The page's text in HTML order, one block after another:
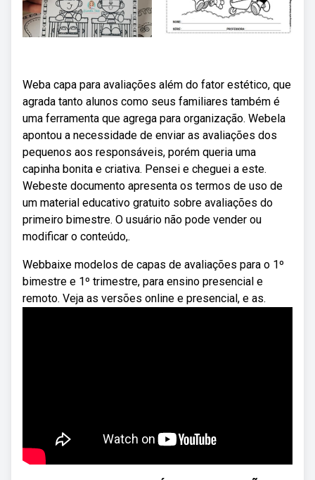
Weba capa para avaliações além do fator estético, que
agrada tanto alunos como seus familiares também é
uma ferramenta que agrega para organização. Webela
apontou a necessidade de enviar as avaliações dos
pequenos aos responsáveis, porém queria uma
capinha bonita e criativa. Pensei e cheguei a este.
Webeste documento apresenta os termos de uso de
um material educativo gratuito sobre avaliações do
primeiro bimestre. O usuário não pode vender ou
modificar o conteúdo,.
Webbaixe modelos de capas de avaliações para o 1º
bimestre e 1º trimestre, para ensino presencial e
remoto. Veja as versões online e presencial, e as.